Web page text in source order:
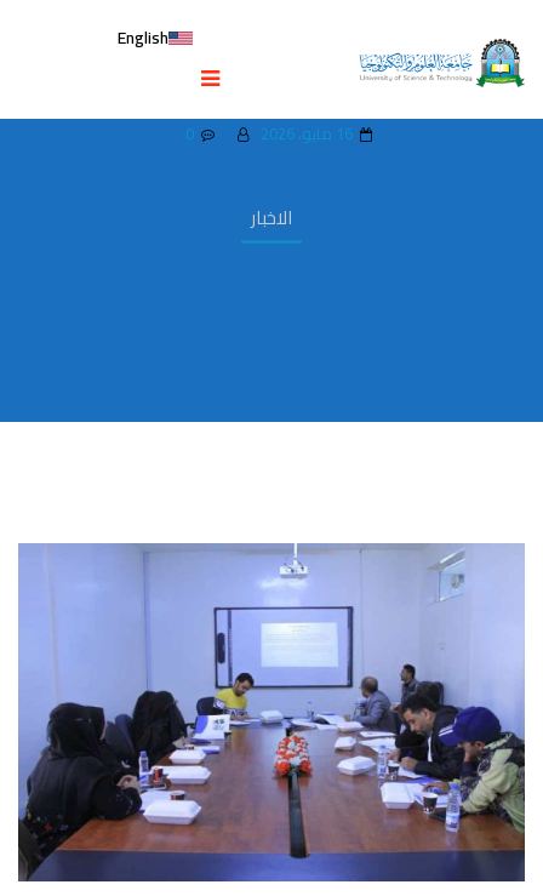
English
الاخبار
ورشة عمل مراجعة وإقرار وثيقة وصف برنامج
بكالوريوس صناعة الأفلام والرسوم المتحركة
16 مايو، 2026 0